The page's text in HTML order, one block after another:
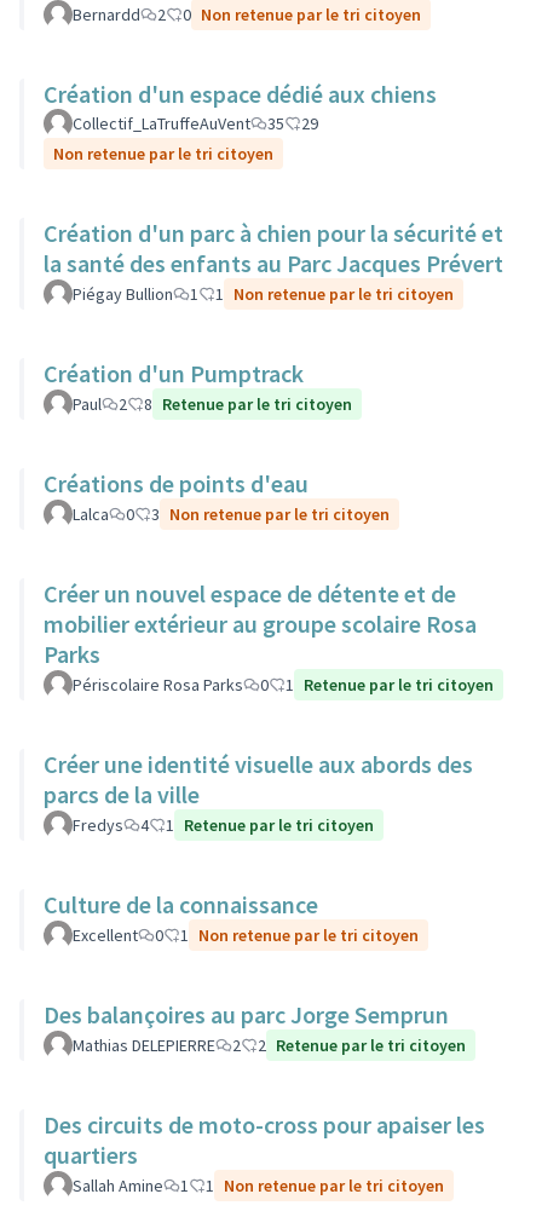
Bernardd 2 0 Non retenue par le tri citoyen
Création d'un espace dédié aux chiens
Collectif_LaTruffeAuVent 35
29
Non retenue par le tri citoyen
Création d'un parc à chien pour la sécurité et
la santé des enfants au Parc Jacques Prévert
Piégay Bullion 1 1 Non retenue par le tri citoyen
Création d'un Pumptrack
Paul 2 8 Retenue par le tri citoyen
Créations de points d'eau
Lalca 0 3 Non retenue par le tri citoyen
Créer un nouvel espace de détente et de
mobilier extérieur au groupe scolaire Rosa
Parks
Périscolaire Rosa Parks 0 1 Retenue par le tri citoyen
Créer une identité visuelle aux abords des
parcs de la ville
Fredys 4 1 Retenue par le tri citoyen
Culture de la connaissance
Excellent 0 1 Non retenue par le tri citoyen
Des balançoires au parc Jorge Semprun
Mathias DELEPIERRE 2 2 Retenue par le tri citoyen
Des circuits de moto-cross pour apaiser les
quartiers
Sallah Amine 1 1 Non retenue par le tri citoyen